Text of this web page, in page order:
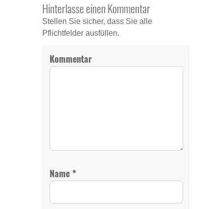
Hinterlasse einen Kommentar
Stellen Sie sicher, dass Sie alle
Pflichtfelder ausfüllen.
Kommentar
Name *